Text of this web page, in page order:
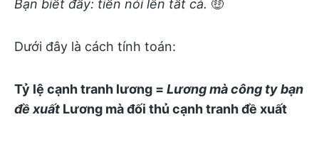
Bạn biết đấy: tiền nói lên tất cả. 🤑
Dưới đây là cách tính toán:
Tỷ lệ cạnh tranh lương = Lương mà công ty bạn
đề xuất Lương mà đối thủ cạnh tranh đề xuất